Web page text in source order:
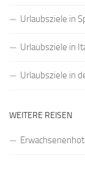
Urlaubsziele in
Urlaubsziele in
Urlaubsziele in
WEITERE REISEN